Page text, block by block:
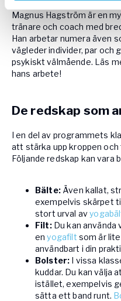
Magnus Hagström är en
tränare och coach med
Han arbetar numera även
vägleder individer, par och
psykiskt välmående. Läs
hans arbete!
De redskap som
I en del av programmets
att stärka upp kroppen
Följande redskap kan vara
Bälte:Även kallat,
exempelvis skärpet
stort urval av
Filt: Du kan
enyogafilt som är
användbart i din
Bolster: I vissa
kuddar. Du kan välja
istället, exempelvis
sätta ett band runt.